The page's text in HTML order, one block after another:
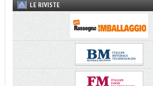
LE RIVISTE